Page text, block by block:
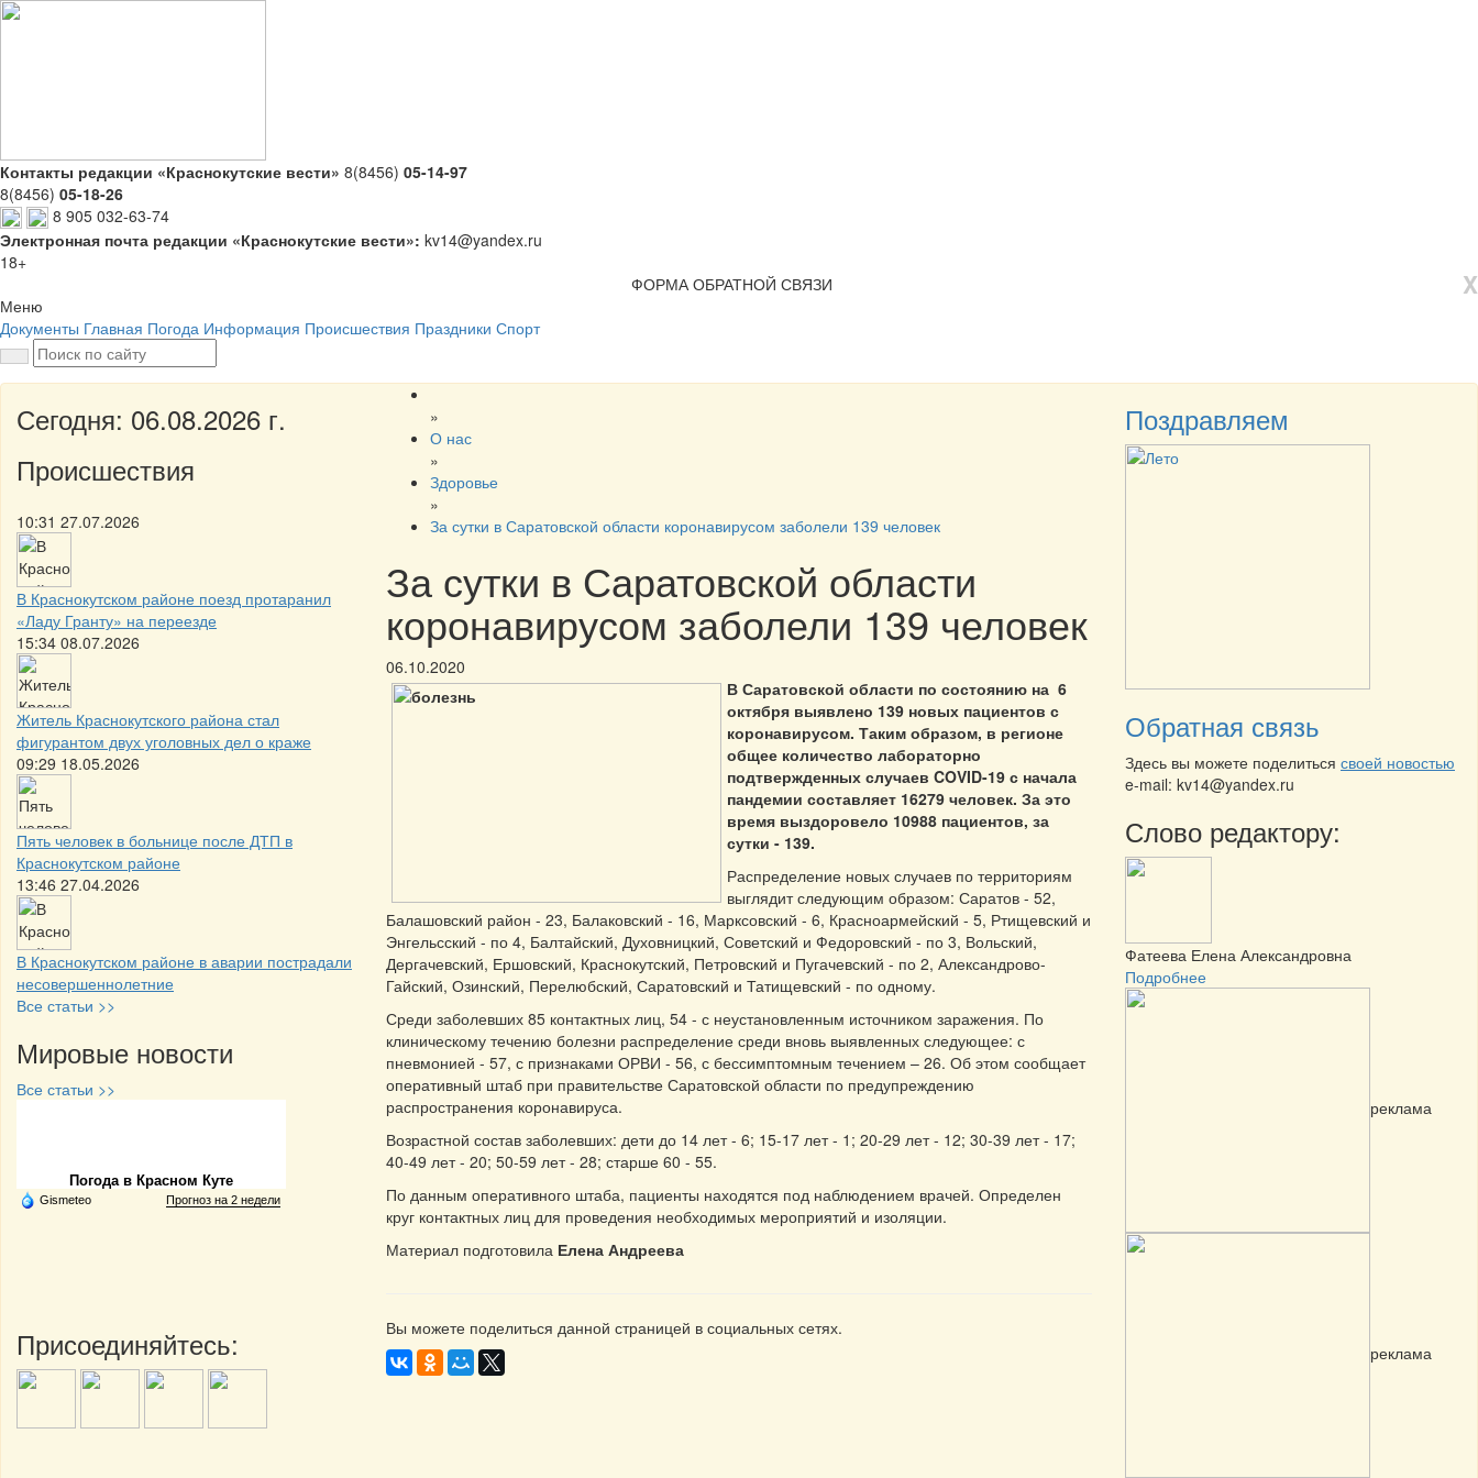
Контакты редакции «Краснокутские вести» 8(8456) 05-14-97
8(8456) 05-18-26
8 905 032-63-74
Электронная почта редакции «Краснокутские вести»: kv14@yandex.ru
18+
X
ФОРМА ОБРАТНОЙ СВЯЗИ
Меню
Документы Главная Погода Информация Происшествия Праздники Спорт
Сегодня: 06.08.2026 г.
Происшествия
10:31 27.07.2026
В Краснокутском районе поезд протаранил
«Ладу Гранту» на переезде
15:34 08.07.2026
Житель Краснокутского района стал
фигурантом двух уголовных дел о краже
09:29 18.05.2026
Пять человек в больнице после ДТП в
Краснокутском районе
13:46 27.04.2026
В Краснокутском районе в аварии пострадали
несовершеннолетние
Все статьи >>
Мировые новости
Все статьи >>
Погода в Красном Куте
Gismeteo Прогноз на 2 недели
Присоединяйтесь:
»
О нас
»
Здоровье
»
За сутки в Саратовской области коронавирусом заболели 139 человек
За сутки в Саратовской области
коронавирусом заболели 139 человек
06.10.2020
В Саратовской области по состоянию на 6
октября выявлено 139 новых пациентов с
коронавирусом. Таким образом, в регионе
общее количество лабораторно
подтвержденных случаев COVID-19 с начала
пандемии составляет 16279 человек. За это
время выздоровело 10988 пациентов, за
сутки - 139.
Распределение новых случаев по территориям
выглядит следующим образом: Саратов - 52,
Балашовский район - 23, Балаковский - 16, Марксовский - 6, Красноармейский - 5, Ртищевский и
Энгельсский - по 4, Балтайский, Духовницкий, Советский и Федоровский - по 3, Вольский,
Дергачевский, Ершовский, Краснокутский, Петровский и Пугачевский - по 2, Александрово-
Гайский, Озинский, Перелюбский, Саратовский и Татищевский - по одному.
Среди заболевших 85 контактных лиц, 54 - с неустановленным источником заражения. По
клиническому течению болезни распределение среди вновь выявленных следующее: с
пневмонией - 57, с признаками ОРВИ - 56, с бессимптомным течением – 26. Об этом сообщает
оперативный штаб при правительстве Саратовской области по предупреждению
распространения коронавируса.
Возрастной состав заболевших: дети до 14 лет - 6; 15-17 лет - 1; 20-29 лет - 12; 30-39 лет - 17;
40-49 лет - 20; 50-59 лет - 28; старше 60 - 55.
По данным оперативного штаба, пациенты находятся под наблюдением врачей. Определен
круг контактных лиц для проведения необходимых мероприятий и изоляции.
Материал подготовила Елена Андреева
Вы можете поделиться данной страницей в социальных сетях.
Поздравляем
Обратная связь
Здесь вы можете поделиться своей новостью
e-mail: kv14@yandex.ru
Слово редактору:
Фатеева Елена Александровна
Подробнее
реклама
реклама